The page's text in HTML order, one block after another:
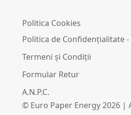
Politica Cookies
Politica de Confidențialitate -
Termeni și Condiții
Formular Retur
A.N.P.C.
© Euro Paper Energy 2026 |